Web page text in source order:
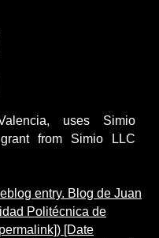
uses Simio
from Simio LLC
entry. Blog de Juan
Politécnica de
[Date